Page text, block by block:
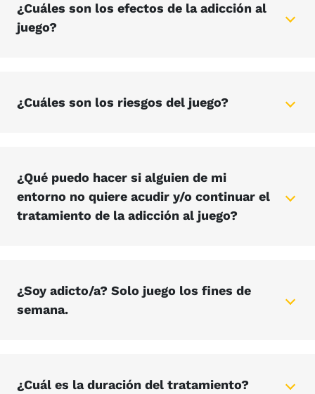
¿Cuáles son los efectos de la adicción al
juego?
¿Cuáles son los riesgos del juego?
¿Qué puedo hacer si alguien de mi
entorno no quiere acudir y/o continuar el
tratamiento de la adicción al juego?
¿Soy adicto/a? Solo juego los fines de
semana.
¿Cuál es la duración del tratamiento?